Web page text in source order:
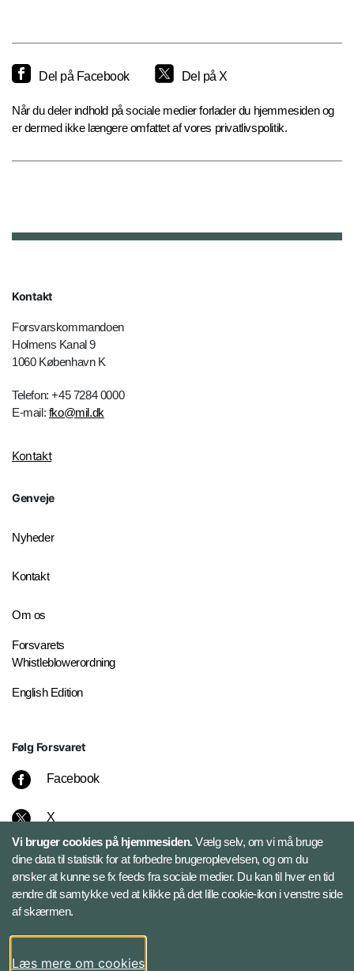
Del på Facebook Del på X
Når du deler indhold på sociale medier forlader du hjemmesiden og
er dermed ikke længere omfattet af vores privatlivspolitik.
Kontakt
Forsvarskommandoen
Holmens Kanal 9
1060 København K
Telefon: +45 7284 0000
E-mail: fko@mil.dk
Kontakt
Genveje
Nyheder
Kontakt
Om os
Forsvarets
Whistleblowerordning
English Edition
Følg Forsvaret
Facebook
X
Instagram
Bluesky
LinkedIn
Vi bruger cookies på hjemmesiden.Vælg selv, om vi må bruge
dine data til statistik for at forbedre brugeroplevelsen, og om du
ønsker at kunne se fx feeds fra sociale medier. Du kan til hver en tid
ændre dit samtykke ved at klikke på det lille cookie-ikon i venstre side
af skærmen.
Læs mere om cookies